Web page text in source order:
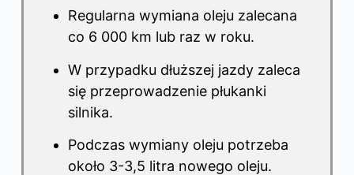
Regularna wymiana oleju zalecana
co 6 000 km lub raz w roku.
W przypadku dłuższej jazdy zaleca
się przeprowadzenie płukanki
silnika.
Podczas wymiany oleju potrzeba
około 3-3,5 litra nowego oleju.